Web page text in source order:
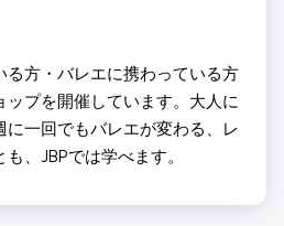
る方・バレエに携わっている方
プを開催しています。大人に
に一回でもバレエが変わる、レ
、JBPでは学べます。